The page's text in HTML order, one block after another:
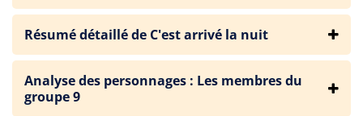
Résumé détaillé de C'est arrivé la nuit
Analyse des personnages : Les membres du
groupe 9